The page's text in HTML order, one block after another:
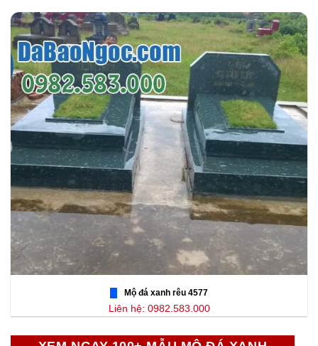
Mộ đá xanh rêu 4577
Liên hệ: 0982.583.000